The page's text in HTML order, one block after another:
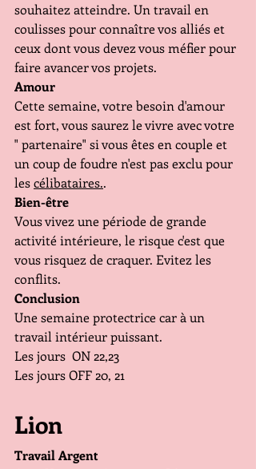
souhaitez atteindre. Un travail en
coulisses pour connaître vos alliés et
ceux dont vous devez vous méfier pour
faire avancer vos projets.
Amour
Cette semaine, votre besoin d'amour
est fort, vous saurez le vivre avec votre
" partenaire" si vous êtes en couple et
un coup de foudre n'est pas exclu pour
les célibataires..
Bien-être
Vous vivez une période de grande
activité intérieure, le risque c'est que
vous risquez de craquer. Evitez les
conflits.
Conclusion
Une semaine protectrice car à un
travail intérieur puissant.
Les jours  ON 22,23
Les jours OFF 20, 21
Lion
Travail Argent